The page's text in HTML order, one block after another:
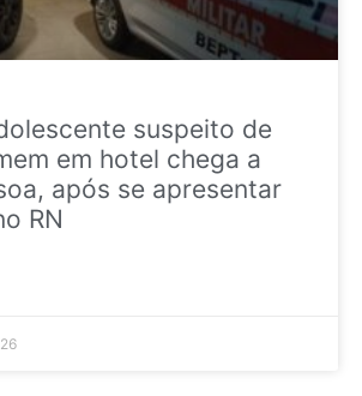
suspeito de
em hotel chega a
após se apresentar
RN